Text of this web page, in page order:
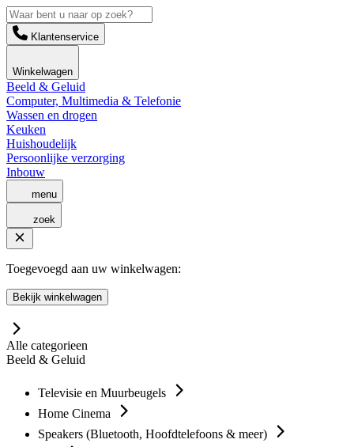
Klantenservice
Winkelwagen
Beeld & Geluid
Computer, Multimedia & Telefonie
Wassen en drogen
Keuken
Huishoudelijk
Persoonlijke verzorging
Inbouw
menu
zoek
Toegevoegd aan uw winkelwagen:
Bekijk winkelwagen
Alle categorieen
Beeld & Geluid
Televisie en Muurbeugels
Home Cinema
Speakers (Bluetooth, Hoofdtelefoons & meer)